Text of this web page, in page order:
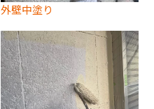
外壁中塗り